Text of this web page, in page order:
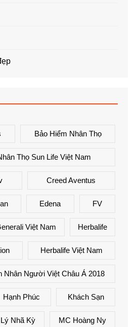
Bảo Hiểm Nhân Thọ
Thọ Sun Life Việt Nam
Creed Aventus
Edena FV
Việt Nam Herbalife
Herbalife Việt Nam
Nhân Người Việt Châu Á 2018
Hạnh Phúc Khách Sạn
Lý Nhã Kỳ MC Hoàng Ny